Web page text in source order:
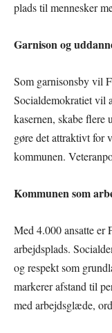
plads til mennesker
Garnison og
Som garnisonsby vil
Socialdemokratiet vil
kasernen, skabe flere
gøre det attraktivt for
kommunen.
Kommunen som
Med 4.000 ansatte er
arbejdsplads.
og respekt som
markerer afstand til
med arbejdsglæde,